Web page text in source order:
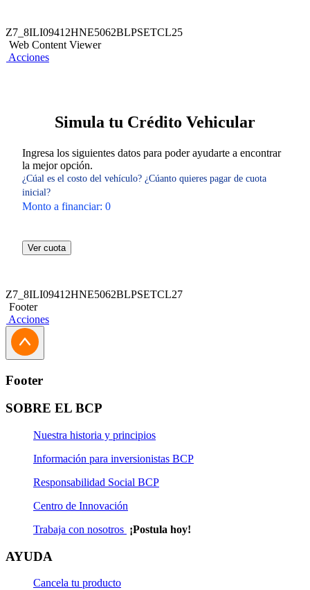
Z7_8ILI09412HNE5062BLPSETCL25
Web Content Viewer
Acciones
Simula tu Crédito Vehicular
Ingresa los siguientes datos para poder ayudarte a encontrar
la mejor opción.
¿Cúal es el costo del vehículo? ¿Cúanto quieres pagar de cuota
inicial?
Monto a financiar: 0
Ver cuota
Z7_8ILI09412HNE5062BLPSETCL27
Footer
Acciones
Footer
SOBRE EL BCP
Nuestra historia y principios
Información para inversionistas BCP
Responsabilidad Social BCP
Centro de Innovación
Trabaja con nosotros ¡Postula hoy!
AYUDA
Cancela tu producto